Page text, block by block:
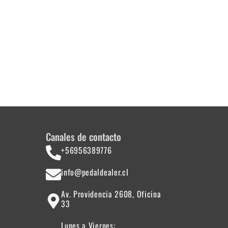
Canales de contacto
+56956389776
info@pedaldealer.cl
Av. Providencia 2608, Oficina
33